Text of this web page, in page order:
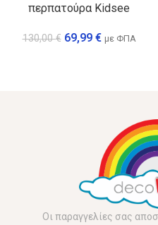
περπατούρα Kidsee
130,00€ 69,99 € με ΦΠΑ
Οι παραγγελίες σας